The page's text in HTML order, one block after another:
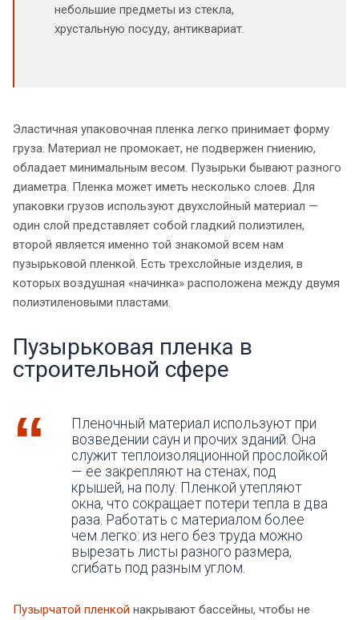
небольшие предметы из стекла,
хрустальную посуду, антиквариат.
Эластичная упаковочная пленка легко принимает форму
груза. Материал не промокает, не подвержен гниению,
обладает минимальным весом. Пузырьки бывают разного
диаметра. Пленка может иметь несколько слоев. Для
упаковки грузов используют двухслойный материал —
один слой представляет собой гладкий полиэтилен,
второй является именно той знакомой всем нам
пузырьковой пленкой. Есть трехслойные изделия, в
которых воздушная «начинка» расположена между двумя
полиэтиленовыми пластами.
Пузырьковая пленка в
строительной сфере
Пленочный материал используют при
возведении саун и прочих зданий. Она
служит теплоизоляционной прослойкой
— ее закрепляют на стенах, под
крышей, на полу. Пленкой утепляют
окна, что сокращает потери тепла в два
раза. Работать с материалом более
чем легко: из него без труда можно
вырезать листы разного размера,
сгибать под разным углом.
Пузырчатой пленкой накрывают бассейны, чтобы не